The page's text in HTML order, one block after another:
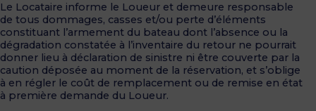
Le Locataire informe le Loueur et demeure responsable
de tous dommages, casses et/ou perte d’éléments
constituant l’armement du bateau dont l’absence ou la
dégradation constatée à l’inventaire du retour ne pourrait
donner lieu à déclaration de sinistre ni être couverte par la
caution déposée au moment de la réservation, et s’oblige
à en régler le coût de remplacement ou de remise en état
à première demande du Loueur.